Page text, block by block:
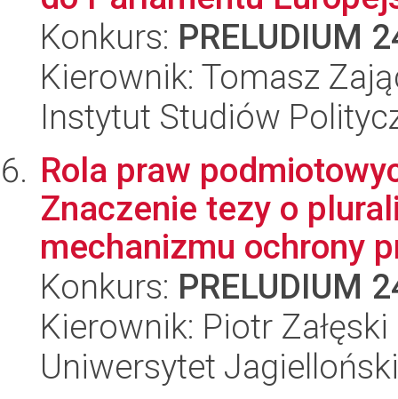
Konkurs: PRELUDIUM
Kierownik: Tomasz
Instytut Studiów
Rola praw
Znaczenie tezy o
mechanizmu ochrony
Konkurs: PRELUDIUM
Kierownik: Piotr Załęski
Uniwersytet Jagielloński